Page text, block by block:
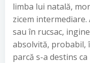
limba lui natală,
zicem
sau în rucsac,
absolvită, probabil,
parcă s-a destins